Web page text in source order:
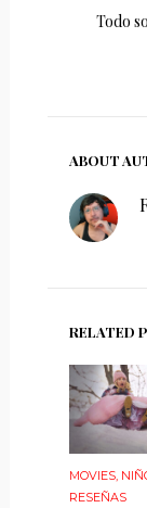
Todo
ABOUT
RELATED
MOVIES,
RESEÑAS